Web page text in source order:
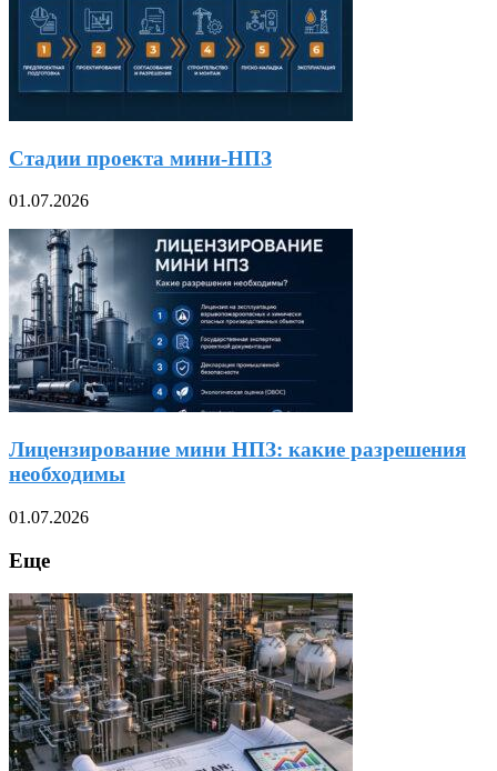
Стадии проекта мини-НПЗ
01.07.2026
Лицензирование мини НПЗ: какие разрешения
необходимы
01.07.2026
Еще